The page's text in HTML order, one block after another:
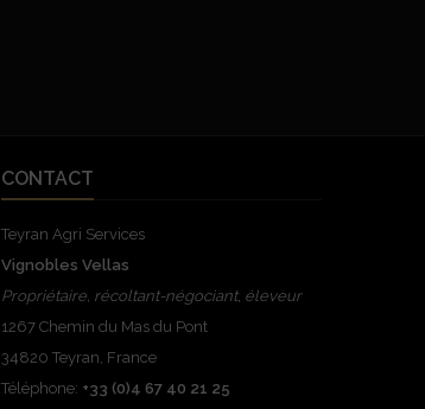
CONTACT
Teyran Agri Services
Vignobles Vellas
Propriétaire, récoltant-négociant, éleveur
1267 Chemin du Mas du Pont
34820 Teyran, France
Téléphone: +33 (0)4 67 40 21 25